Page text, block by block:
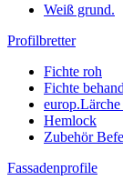
Weiß grund.
Profilbretter
Fichte roh
Fichte
Hemlock
Zubehör
Fassadenprofile